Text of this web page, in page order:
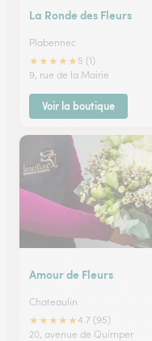
La Ronde des Fleurs
Plabennec
★★★★★ 5 (1)
9, rue de la Mairie
Voir la boutique
Amour de Fleurs
Chateaulin
★★★★★4.7 (95)
20, avenue de Quimper